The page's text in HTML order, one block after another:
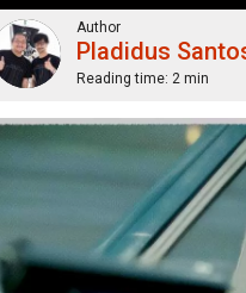
Author
Pladidus
Reading time: 2 min